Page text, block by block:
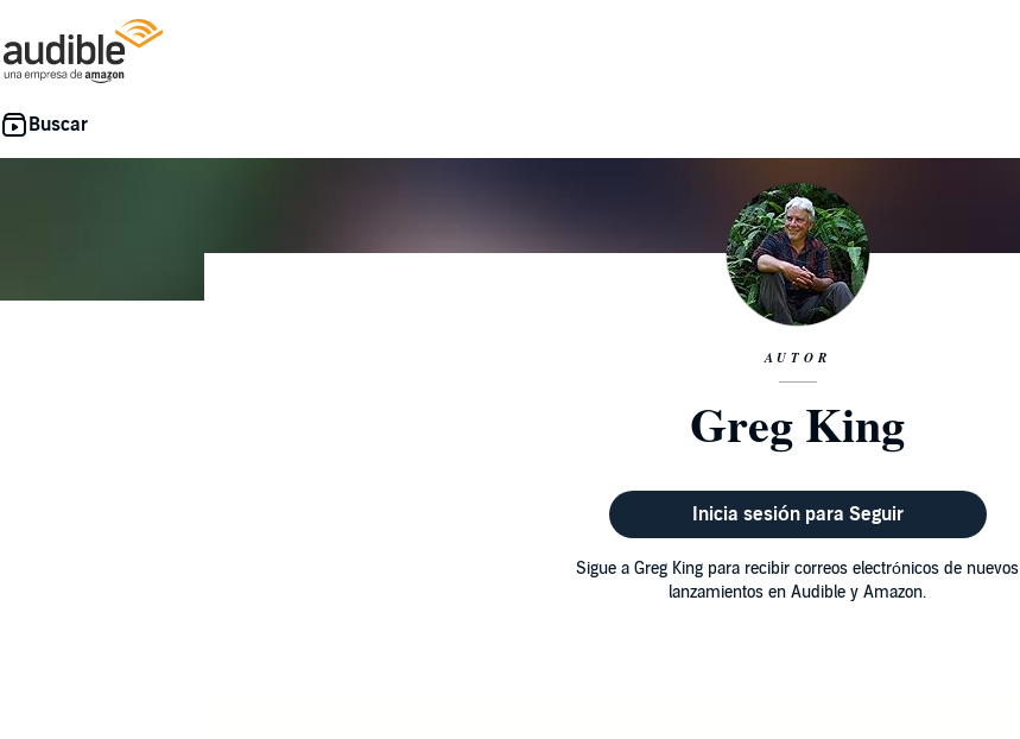
AUTOR
Greg King
Inicia sesión para Seguir
Sigue a Greg King para recibir correos electrónicos de nuevos
lanzamientos en Audible y Amazon.